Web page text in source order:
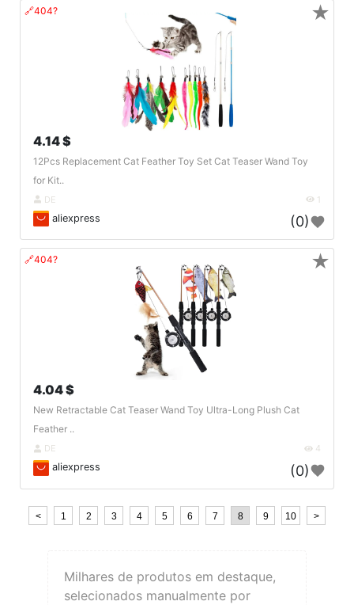
🔗404?
4.14 $
12Pcs Replacement Cat Feather Toy Set Cat Teaser Wand Toy
for Kit..
DE 1
aliexpress (0)
★
🔗404?
4.04 $
New Retractable Cat Teaser Wand Toy Ultra-Long Plush Cat
Feather ..
DE 4
aliexpress (0)
★
< 1 2 3 4 5 6 7 8 9 10 >
Milhares de produtos em destaque,
selecionados manualmente por